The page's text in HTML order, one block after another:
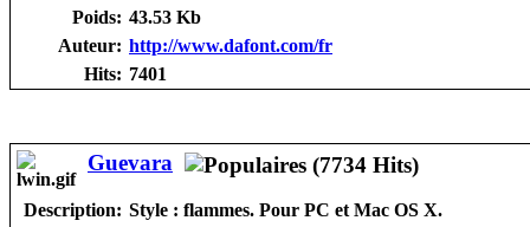
Poids: 43.53 Kb
Auteur: http://www.dafont.com/fr
Hits: 7401
Guevara
Description: Style : flammes. Pour PC et Mac OS X.